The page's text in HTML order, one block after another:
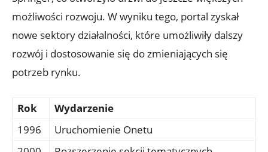
możliwości rozwoju. W wyniku tego, portal zyskał
nowe sektory działalności, które umożliwiły dalszy
rozwój i dostosowanie się do zmieniających się
potrzeb rynku.
Rok
Wydarzenie
1996
Uruchomienie Onetu